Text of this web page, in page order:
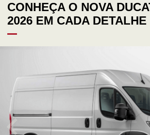
CONHEÇA O NOVA
2026 EM CADA DETALHE